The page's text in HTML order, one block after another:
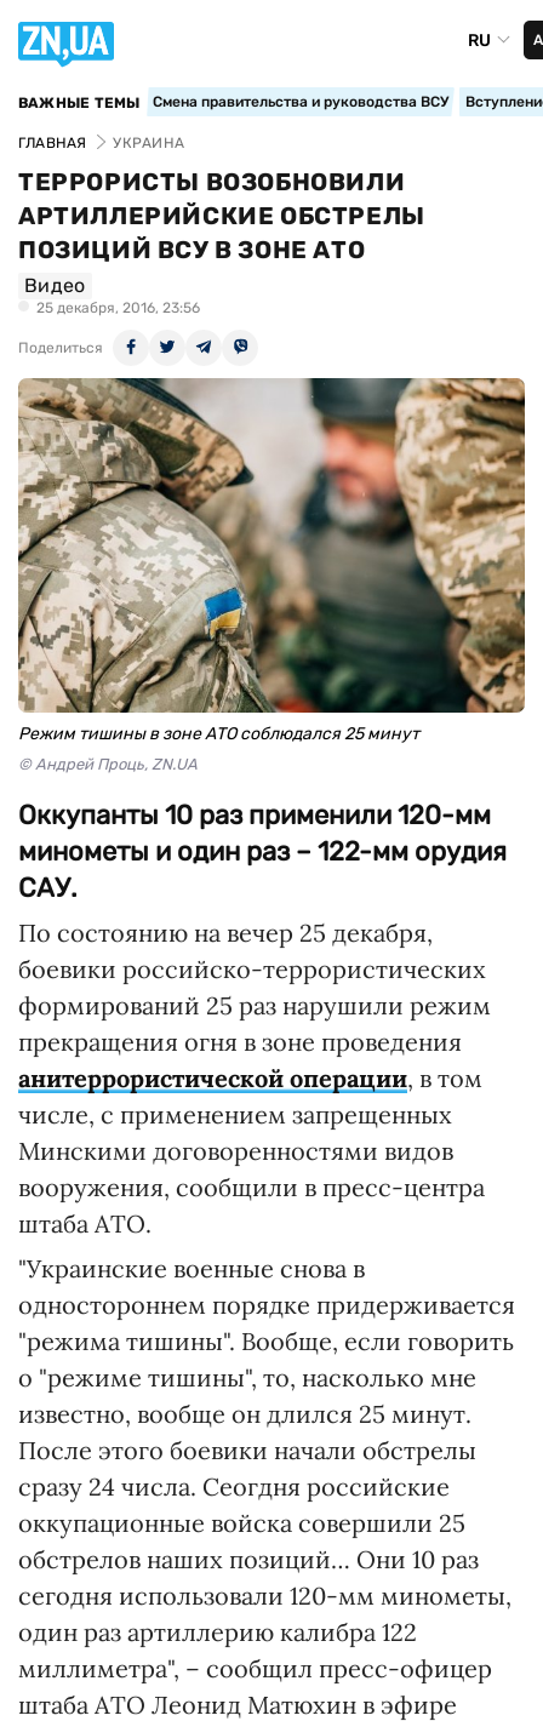
RU
ВАЖНЫЕ ТЕМЫ Смена правительства и руководства ВСУ
ГЛАВНАЯ УКРАИНА
ТЕРРОРИСТЫ ВОЗОБНОВИЛИ
АРТИЛЛЕРИЙСКИЕ ОБСТРЕЛЫ
ПОЗИЦИЙ ВСУ В ЗОНЕ АТО
Видео
25 декабря, 2016, 23:56
Поделиться
Режим тишины в зоне АТО соблюдался 25 минут
© Андрей Проць, ZN.UA
Оккупанты 10 раз применили 120-мм
минометы и один раз – 122-мм орудия
САУ.
По состоянию на вечер 25 декабря,
боевики российско-террористических
формирований 25 раз нарушили режим
прекращения огня в зоне проведения
анитеррористической операции, в том
числе, с применением запрещенных
Минскими договоренностями видов
вооружения, сообщили в пресс-центра
штаба АТО.
"Украинские военные снова в
одностороннем порядке придерживается
"режима тишины". Вообще, если говорить
о "режиме тишины", то, насколько мне
известно, вообще он длился 25 минут.
После этого боевики начали обстрелы
сразу 24 числа. Сеогдня российские
оккупационные войска совершили 25
обстрелов наших позиций… Они 10 раз
сегодня использовали 120-мм минометы,
один раз артиллерию калибра 122
миллиметра", – сообщил пресс-офицер
штаба АТО Леонид Матюхин в эфире